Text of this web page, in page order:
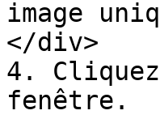
image
</div>
4.
fenêtre.